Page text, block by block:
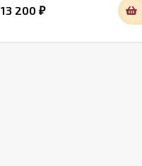
13 200₽